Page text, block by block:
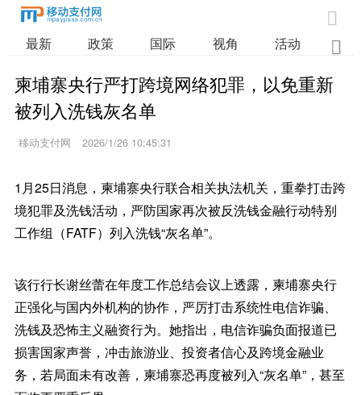

最新 政策 国际 视角 活动 业

柬埔寨央行严打跨境网络犯罪，以免重新
被列入洗钱灰名单
移动支付网 2026/1/26 10:45:31
1月25日消息，柬埔寨央行联合相关执法机关，重拳打击跨
境犯罪及洗钱活动，严防国家再次被反洗钱金融行动特别
工作组（FATF）列入洗钱“灰名单”。
该行行长谢丝蕾在年度工作总结会议上透露，柬埔寨央行
正强化与国内外机构的协作，严厉打击系统性电信诈骗、
洗钱及恐怖主义融资行为。她指出，电信诈骗负面报道已
损害国家声誉，冲击旅游业、投资者信心及跨境金融业
务，若局面未有改善，柬埔寨恐再度被列入“灰名单”，甚至